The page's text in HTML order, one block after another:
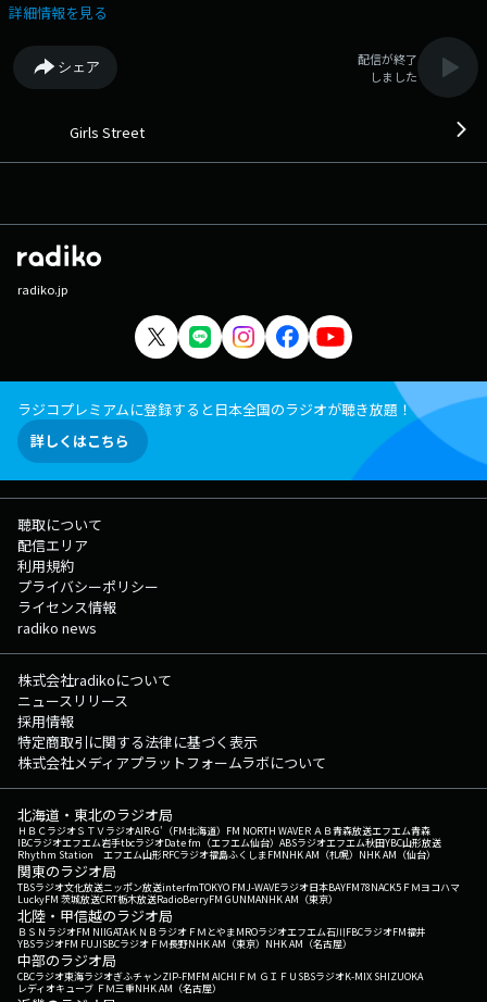
詳細情報を見る
シェア
配信が終了
しました
Girls Street
radiko.jp
ラジコプレミアムに登録すると日本全国のラジオが聴き放題！
詳しくはこちら
聴取について
配信エリア
利用規約
プライバシーポリシー
ライセンス情報
radiko news
株式会社radikoについて
ニュースリリース
採用情報
特定商取引に関する法律に基づく表示
株式会社メディアプラットフォームラボについて
北海道・東北のラジオ局
ＨＢＣラジオＳＴＶラジオAIR-G'（FM北海道） FM NORTH WAVEＲＡＢ青森放送エフエム青森
IBCラジオエフエム岩手tbcラジオDate fm（エフエム仙台） ABSラジオエフエム秋田YBC山形放送
Rhythm Station エフエム山形RFCラジオ福島ふくしまFMNHK AM（札幌） NHK AM（仙台）
関東のラジオ局
TBSラジオ文化放送ニッポン放送interfmTOKYO FMJ-WAVEラジオ日本BAYFM78NACK5 ＦＭヨコハマ
LuckyFM 茨城放送CRT栃木放送RadioBerryFM GUNMANHK AM（東京）
北陸・甲信越のラジオ局
ＢＳＮラジオFM NIIGATAＫＮＢラジオ ＦＭとやまMROラジオエフエム石川FBCラジオFM福井
YBSラジオFM FUJISBCラジオ ＦＭ長野NHK AM（東京） NHK AM（名古屋）
中部のラジオ局
CBCラジオ東海ラジオぎふチャンZIP-FMFM AICHI ＦＭ ＧＩＦＵ SBSラジオK-MIX SHIZUOKA
レディオキューブ ＦＭ三重NHK AM（名古屋）